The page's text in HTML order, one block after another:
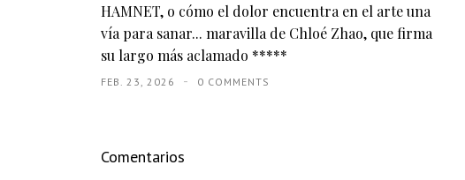
HAMNET, o cómo el dolor encuentra en el arte una
vía para sanar... maravilla de Chloé Zhao, que firma
su largo más aclamado *****
FEB. 23, 2026 0 COMMENTS
Comentarios